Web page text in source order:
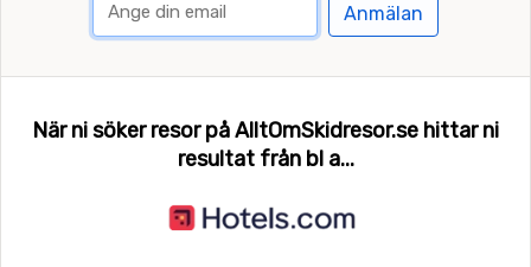
Anmälan
När ni söker resor på AlltOmSkidresor.se hittar ni
resultat från bl a...